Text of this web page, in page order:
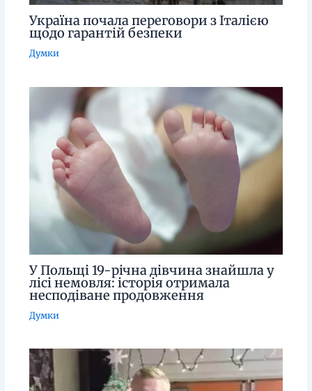
Україна почала переговори з Італією
щодо гарантій безпеки
Думки
У Польщі 19-річна дівчина знайшла у
лісі немовля: історія отримала
несподіване продовження
Думки